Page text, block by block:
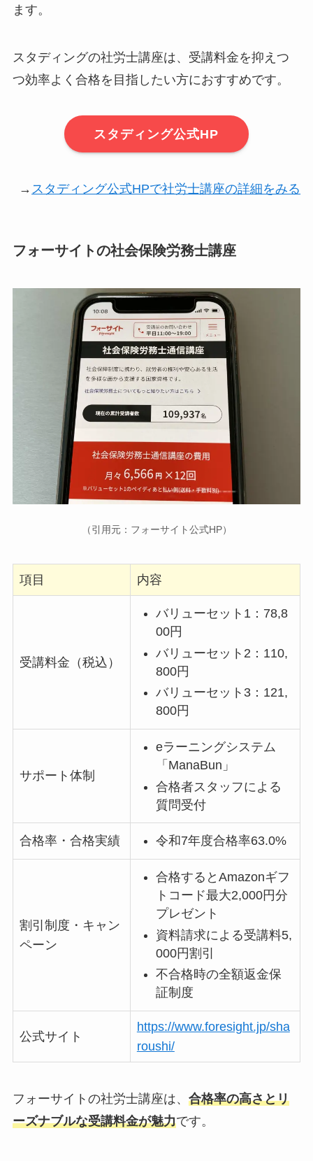
ます。
スタディングの社労士講座は、受講料金を抑えつ
つ効率よく合格を目指したい方におすすめです。
スタディング公式HP
→ スタディング公式HPで社労士講座の詳細をみる
フォーサイトの社会保険労務士講座
（引用元：フォーサイト公式HP）
項目 内容
受講料金（税込）
バリューセット1：78,8
00円
バリューセット2：110,
800円
バリューセット3：121,
800円
サポート体制
eラーニングシステム
「ManaBun」
合格者スタッフによる
質問受付
合格率・合格実績 令和7年度合格率63.0%
割引制度・キャン
ペーン
合格するとAmazonギフ
トコード最大2,000円分
プレゼント
資料請求による受講料5,
000円割引
不合格時の全額返金保
証制度
公式サイト
https://www.foresight.jp/sha
roushi/
フォーサイトの社労士講座は、 合格率の高さとリ
ーズナブルな受講料金が魅力です。